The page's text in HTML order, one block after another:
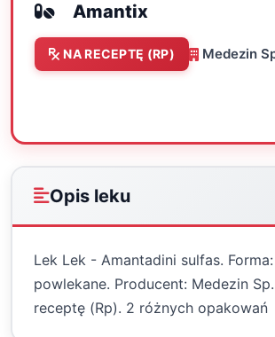
Amantix
NA RECEPTĘ (RP) Medezin
Opis leku
Lek Lek - Amantadini sulfas.
powlekane. Producent: Medezin
receptę (Rp). 2 różnych opakowań